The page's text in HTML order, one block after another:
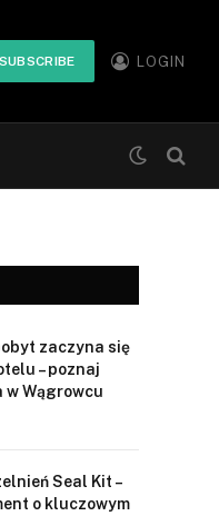
SUBSCRIBE LOGIN
zaczyna się
– poznaj
w Wągrowcu
Seal Kit –
o kluczowym